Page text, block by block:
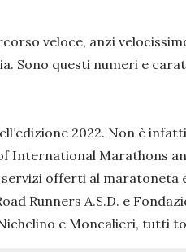
veloce, anzi
Sono questi numeri e
2022. Non è
International Marathons
offerti al
Runners A.S.D. e
e Moncalieri, tutti